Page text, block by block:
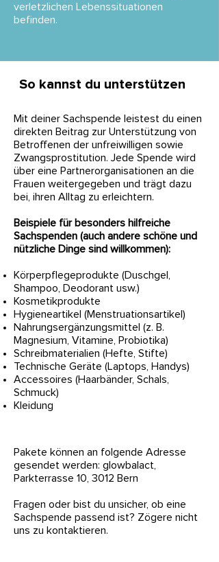
verletzlichen Lebenssituationen
befinden.
So kannst du unterstützen
Mit deiner Sachspende leistest du einen
direkten Beitrag zur Unterstützung von
Betroffenen der unfreiwilligen sowie
Zwangsprostitution. Jede Spende wird
über eine Partnerorganisationen an die
Frauen weitergegeben und trägt dazu
bei, ihren Alltag zu erleichtern.
Beispiele für besonders hilfreiche
Sachspenden (auch andere schöne und
nützliche Dinge sind willkommen):
Körperpflegeprodukte (Duschgel,
Shampoo, Deodorant usw.)
Kosmetikprodukte
Hygieneartikel (Menstruationsartikel)
Nahrungsergänzungsmittel (z. B.
Magnesium, Vitamine, Probiotika)
Schreibmaterialien (Hefte, Stifte)
Technische Geräte (Laptops, Handys)
Accessoires (Haarbänder, Schals,
Schmuck)
Kleidung
Pakete können an folgende Adresse
gesendet werden: glowbalact,
Parkterrasse 10, 3012 Bern
Fragen oder bist du unsicher, ob eine
Sachspende passend ist? Zögere nicht
uns zu kontaktieren.